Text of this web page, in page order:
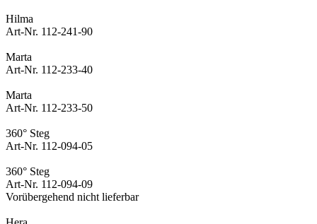
Hilma
Art-Nr. 112-241-90
Marta
Art-Nr. 112-233-40
Marta
Art-Nr. 112-233-50
360° Steg
Art-Nr. 112-094-05
360° Steg
Art-Nr. 112-094-09
Vorübergehend nicht lieferbar